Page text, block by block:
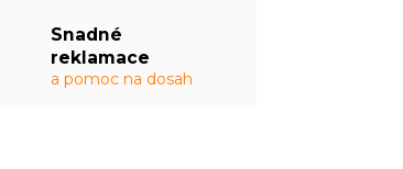
Snadné
reklamace
a pomoc na dosah